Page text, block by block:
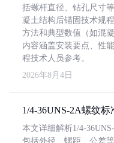
括螺杆直径、钻孔尺寸
凝土结构后锚固技术规
方法和典型数值（如混
内容涵盖安装要点、性
程技术人员参考。
2026年8月4日
1/4-36UNS-2A螺纹标
本文详细解析1/4-
包括外径、螺距、公差